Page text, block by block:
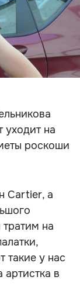
уходит на
роскоши
Cartier, а
тратим на
такие у нас
артистка в